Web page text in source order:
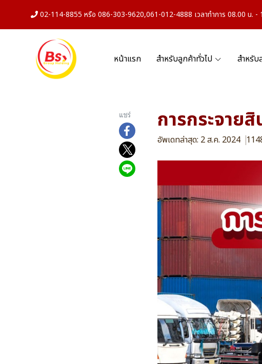
02-114-8855 หรือ 086-303-9620,061-012-4888 เวลาทำการ 08.00 น. -
หน้าแรก สำหรับลูกค้าทั่วไป สำหรับ
แชร์ การกระจาย
อัพเดทล่าสุด: 2 ส.ค. 2024